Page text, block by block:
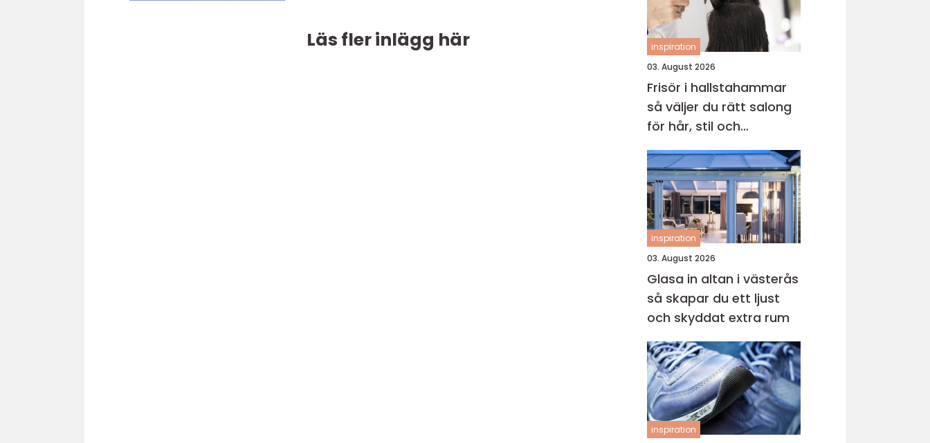
Läs fler inlägg här
inspiration
03. August 2026
Frisör i hallstahammar
så väljer du rätt salong
för hår, stil och
välmående
inspiration
03. August 2026
Glasa in altan i västerås
så skapar du ett ljust
och skyddat extra rum
inspiration